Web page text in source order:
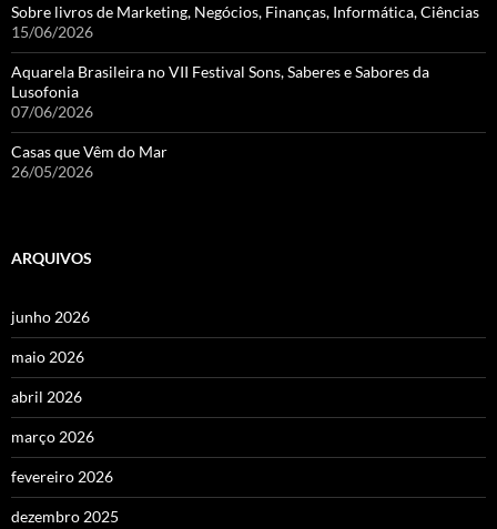
Sobre livros de Marketing, Negócios, Finanças, Informática, Ciências
15/06/2026
Aquarela Brasileira no VII Festival Sons, Saberes e Sabores da
Lusofonia
07/06/2026
Casas que Vêm do Mar
26/05/2026
ARQUIVOS
junho 2026
maio 2026
abril 2026
março 2026
fevereiro 2026
dezembro 2025